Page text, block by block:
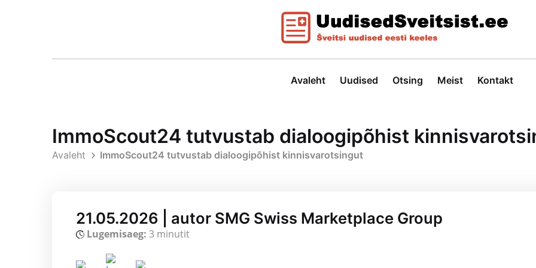
Avaleht Uudised Otsing Meist Kontakt
ImmoScout24 tutvustab dialoogipõhist
Avaleht ImmoScout24 tutvustab dialoogipõhist kinnisvarotsingut
21.05.2026 | autor SMG Swiss Marketplace Group
Lugemisaeg: 3 minutit